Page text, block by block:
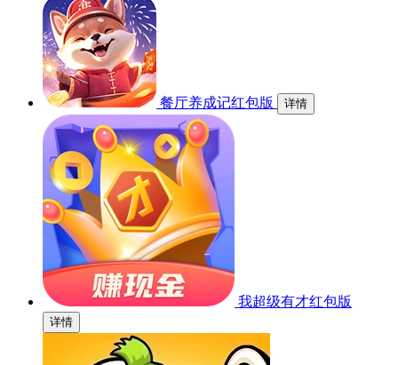
餐厅养成记红包版 详情
我超级有才红包版
详情